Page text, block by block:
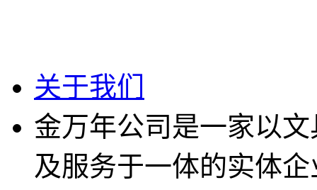
关于我们
金万年公司是一家以
及服务于一体的实体